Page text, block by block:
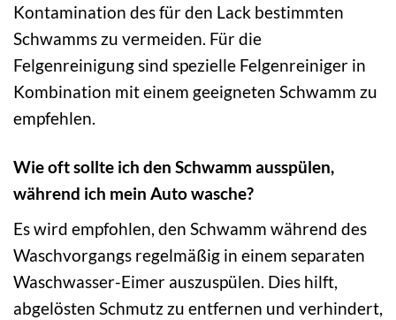
Kontamination des für den Lack bestimmten
Schwamms zu vermeiden. Für die
Felgenreinigung sind spezielle Felgenreiniger in
Kombination mit einem geeigneten Schwamm zu
empfehlen.
Wie oft sollte ich den Schwamm ausspülen,
während ich mein Auto wasche?
Es wird empfohlen, den Schwamm während des
Waschvorgangs regelmäßig in einem separaten
Waschwasser-Eimer auszuspülen. Dies hilft,
abgelösten Schmutz zu entfernen und verhindert,